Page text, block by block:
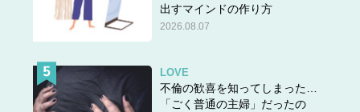
出すマインドの作り方
2026.08.07
LOVE
不倫の歓喜を知ってしまった…
「ごく普通の主婦」だったの